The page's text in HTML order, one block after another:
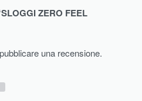
ZERO FEEL
una recensione.